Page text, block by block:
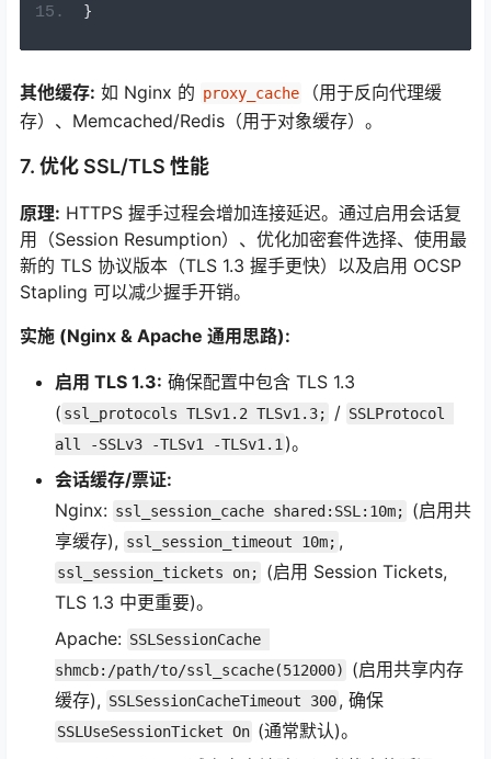
}
其他缓存: 如 Nginx 的 proxy_cache
（用于反向代理缓
存）、Memcached/Redis（用于对象缓存）。
7. 优化 SSL/TLS 性能
原理: HTTPS 握手过程会增加连接延迟。通过启用会话复
用（Session Resumption）、优化加密套件选择、使用最
新的 TLS 协议版本（TLS 1.3 握手更快）以及启用 OCSP
Stapling 可以减少握手开销。
实施 (Nginx & Apache 通用思路):
启用 TLS 1.3: 确保配置中包含 TLS 1.3
( ssl_protocols TLSv1.2 TLSv1.3; / SSLProtocol
all -SSLv3 -TLSv1 -TLSv1.1 )。
会话缓存/票证:
Nginx: ssl_session_cache shared:SSL:10m;
(启用共
享缓存), ssl_session_timeout 10m; ,
ssl_session_tickets on;
(启用 Session Tickets,
TLS 1.3 中更重要)。
Apache: SSLSessionCache
shmcb:/path/to/ssl_scache(512000)
(启用共享内存
缓存), SSLSessionCacheTimeout 300, 确保
SSLUseSessionTicket On (通常默认)。